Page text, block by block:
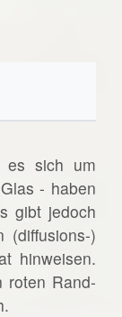
es sich um
- haben
gibt jedoch
(diffusions-)
hinweisen.
roten Rand-